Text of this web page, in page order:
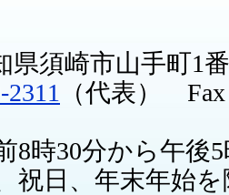
県須崎市山手町1
2311
（代表） Fax
8時30分から午後
祝日、年末年始